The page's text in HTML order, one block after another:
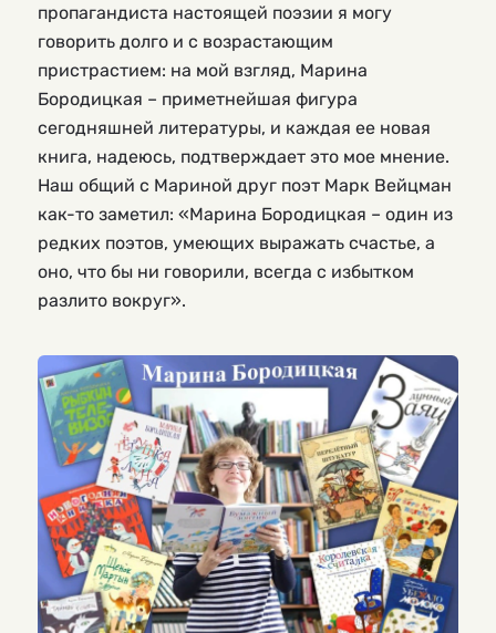
пропагандиста настоящей поэзии я могу
говорить долго и с возрастающим
пристрастием: на мой взгляд, Марина
Бородицкая – приметнейшая фигура
сегодняшней литературы, и каждая ее новая
книга, надеюсь, подтверждает это мое мнение.
Наш общий с Мариной друг поэт Марк Вейцман
как-то заметил: «Марина Бородицкая – один из
редких поэтов, умеющих выражать счастье, а
оно, что бы ни говорили, всегда с избытком
разлито вокруг».